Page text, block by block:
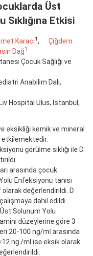
Üst
Etkisi
Karacı1 ,
Çiğdem
Dağ1
Çocuk Sağlığı ve
Anabilim Dalı,
Hospital Ulus, İstanbul,
eksikliği kemik ve mineral
etkilemektedir.
görülme sıklığı ile D
arasında çocuk
Enfeksiyonu tanısı
değerlendirildi. D
dahil edildi.
Solunum Yolu
düzeylerine göre 3
20-100 ng/ml arasında
ng /ml ise eksik olarak